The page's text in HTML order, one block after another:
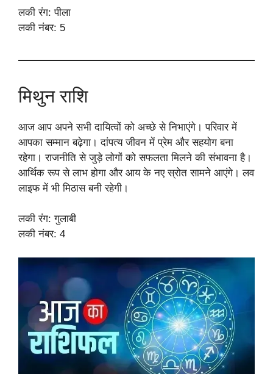
लकी रंग: पीला
लकी नंबर: 5
मिथुन राशि
आज आप अपने सभी दायित्वों को अच्छे से निभाएंगे। परिवार में
आपका सम्मान बढ़ेगा। दांपत्य जीवन में प्रेम और सहयोग बना
रहेगा। राजनीति से जुड़े लोगों को सफलता मिलने की संभावना है।
आर्थिक रूप से लाभ होगा और आय के नए स्रोत सामने आएंगे। लव
लाइफ में भी मिठास बनी रहेगी।
लकी रंग: गुलाबी
लकी नंबर: 4